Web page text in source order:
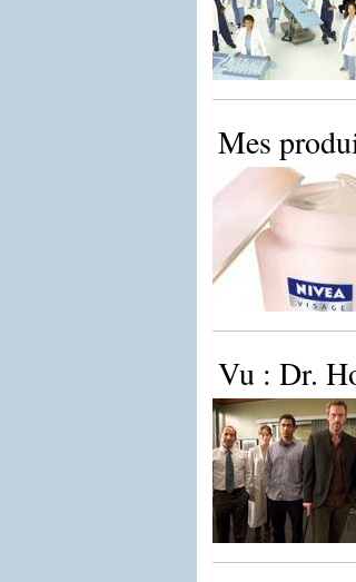
Mes
Vu : Dr.